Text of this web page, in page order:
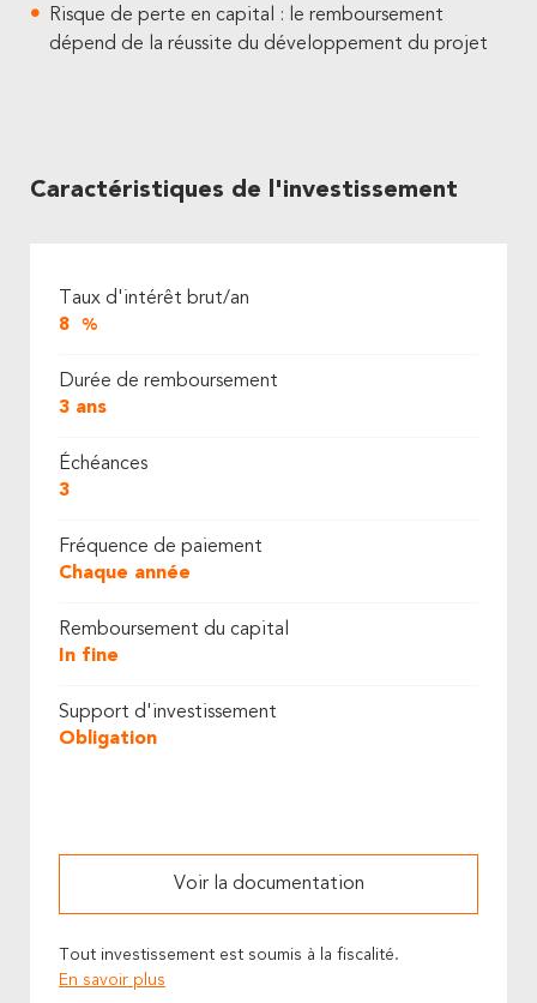
Risque de perte en capital : le remboursement
dépend de la réussite du développement du projet
Caractéristiques de l'investissement
Taux d'intérêt brut/an
8 %
Durée de remboursement
3 ans
Échéances
3
Fréquence de paiement
Chaque année
Remboursement du capital
In fine
Support d'investissement
Obligation
Voir la documentation
Tout investissement est soumis à la fiscalité.
En savoir plus